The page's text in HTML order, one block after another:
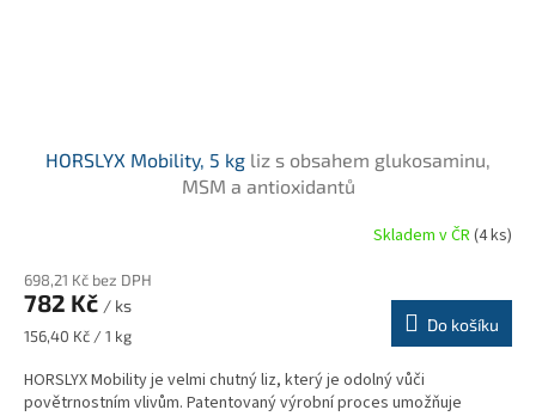
HORSLYX Mobility, 5 kg liz s obsahem glukosaminu,
MSM a antioxidantů
produktu
je
4,0
5
hvězdiček.
Skladem v ČR(4 ks)
698,21 Kč bez DPH
782 Kč / ks
Měrná
156,40 Kč / 1 kg
Do košíku
HORSLYX Mobility je velmi chutný liz, který je odolný vůči
povětrnostním vlivům. Patentovaný výrobní proces umožňuje